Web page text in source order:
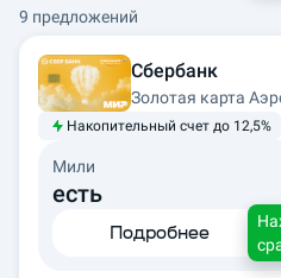
9 предложений
Сбербанк
Золотая карта
Накопительный счет до 12,5%
Мили
есть
Подробнее